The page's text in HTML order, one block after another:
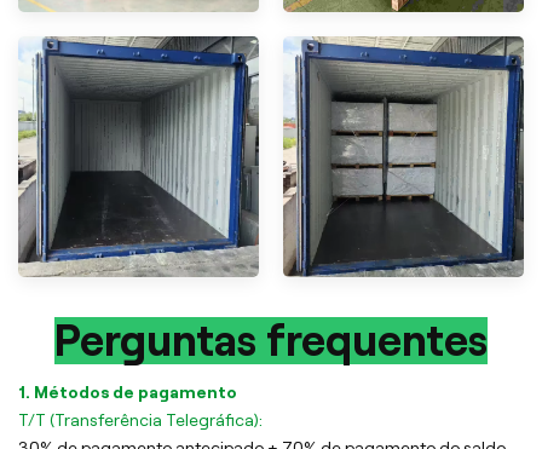
Perguntas frequentes
1. Métodos de pagamento
T/T (Transferência Telegráfica):